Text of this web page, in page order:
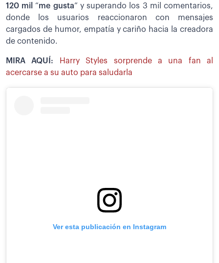
120 mil “me gusta” y superando los 3 mil comentarios,
donde los usuarios reaccionaron con mensajes
cargados de humor, empatía y cariño hacia la creadora
de contenido.
MIRA AQUÍ:
Harry Styles sorprende a una fan al
acercarse a su auto para saludarla
Ver esta publicación en Instagram